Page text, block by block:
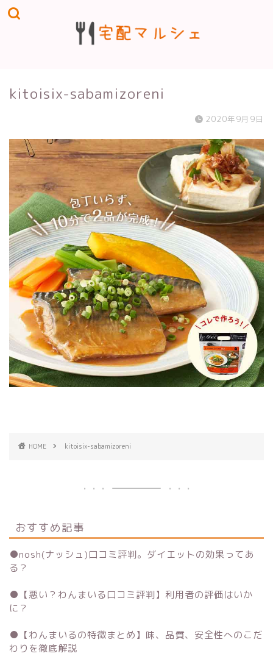
kitoisix-sabamizoreni
2020年9月9日
HOME kitoisix-sabamizoreni
おすすめ記事
●nosh(ナッシュ)口コミ評判。ダイエットの効果ってあ
る？
● 【悪い？わんまいる口コミ評判】利用者の評価はいか
に？
● 【わんまいるの特徴まとめ】味、品質、安全性へのこだ
わりを徹底解説